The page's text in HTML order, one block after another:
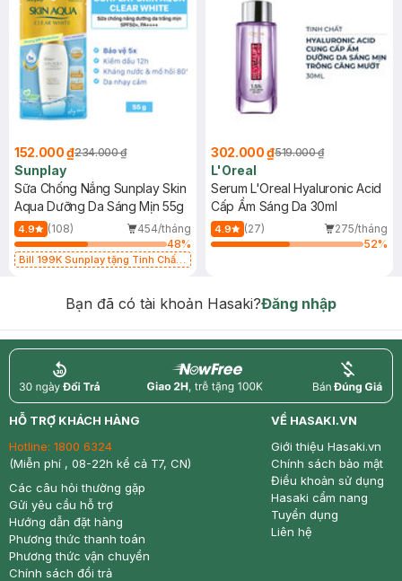
152.000 ₫234.000 ₫
Sunplay
Sữa Chống Nắng Sunplay Skin
Aqua Dưỡng Da Sáng Mịn 55g
4.9 (108)
454/tháng
48%
Bill 199K Sunplay tặng Tinh Chất
302.000 ₫519.000 ₫
L'Oreal
Serum L'Oreal Hyaluronic Acid
Cấp Ẩm Sáng Da 30ml
4.9 (27)
275/tháng
52%
Bạn đã có tài khoản Hasaki?Đăng nhập
return nowfree price
HỖ TRỢ KHÁCH HÀNG
Hotline: 1800 6324
(Miễn phí , 08-22h kể cả T7, CN)
Các câu hỏi thường gặp
Gửi yêu cầu hỗ trợ
Hướng dẫn đặt hàng
Phương thức thanh toán
Phương thức vận chuyển
Chính sách đổi trả
VỀ HASAKI.VN
Giới thiệu Hasaki.vn
Chính sách bảo mật
Điều khoản sử dụng
Hasaki cẩm nang
Tuyển dụng
Liên hệ